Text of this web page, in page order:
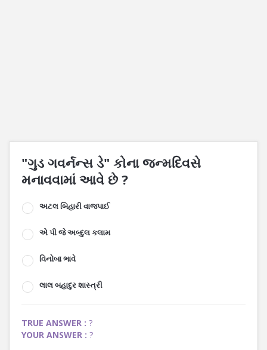
"ગુડ ગવર્નન્સ ડે" કોના જન્મદિવસે
મનાવવામાં આવે છે ?
અટલ બિહારી વાજપાઈ
એ પી જે અબ્દુલ કલામ
વિનોબા ભાવે
લાલ બહાદુર શાસ્ત્રી
TRUE ANSWER : ?
YOUR ANSWER : ?